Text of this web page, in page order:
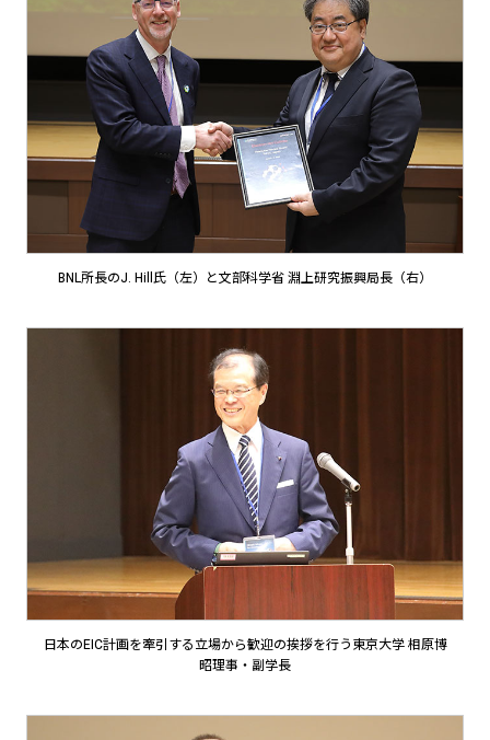
BNL所長のJ. Hill氏（左）と文部科学省 淵上研究振興局長（右）
日本のEIC計画を牽引する立場から歓迎の挨拶を行う東京大学 相原博
昭理事・副学長